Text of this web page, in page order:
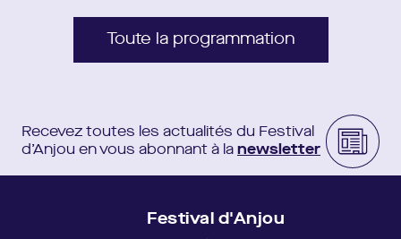
Toute la programmation
Recevez toutes les actualités du Festival
d’Anjou en vous abonnant à la newsletter
Festival d'Anjou